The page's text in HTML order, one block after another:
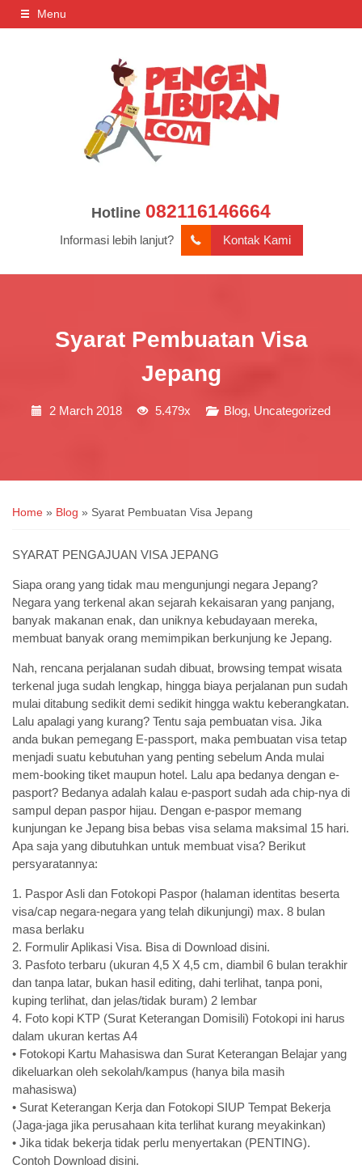
Menu
Hotline 082116146664
Informasi lebih lanjut? Kontak Kami
Syarat Pembuatan Visa
Jepang
2 March 2018 5.479x Blog, Uncategorized
Home » Blog » Syarat Pembuatan Visa Jepang
SYARAT PENGAJUAN VISA JEPANG
Siapa orang yang tidak mau mengunjungi negara Jepang?
Negara yang terkenal akan sejarah kekaisaran yang panjang,
banyak makanan enak, dan uniknya kebudayaan mereka,
membuat banyak orang memimpikan berkunjung ke Jepang.
Nah, rencana perjalanan sudah dibuat, browsing tempat wisata
terkenal juga sudah lengkap, hingga biaya perjalanan pun sudah
mulai ditabung sedikit demi sedikit hingga waktu keberangkatan.
Lalu apalagi yang kurang? Tentu saja pembuatan visa. Jika
anda bukan pemegang E-passport, maka pembuatan visa tetap
menjadi suatu kebutuhan yang penting sebelum Anda mulai
mem-booking tiket maupun hotel. Lalu apa bedanya dengan e-
pasport? Bedanya adalah kalau e-pasport sudah ada chip-nya di
sampul depan paspor hijau. Dengan e-paspor memang
kunjungan ke Jepang bisa bebas visa selama maksimal 15 hari.
Apa saja yang dibutuhkan untuk membuat visa? Berikut
persyaratannya:
1. Paspor Asli dan Fotokopi Paspor (halaman identitas beserta
visa/cap negara-negara yang telah dikunjungi) max. 8 bulan
masa berlaku
2. Formulir Aplikasi Visa. Bisa di Download disini.
3. Pasfoto terbaru (ukuran 4,5 X 4,5 cm, diambil 6 bulan terakhir
dan tanpa latar, bukan hasil editing, dahi terlihat, tanpa poni,
kuping terlihat, dan jelas/tidak buram) 2 lembar
4. Foto kopi KTP (Surat Keterangan Domisili) Fotokopi ini harus
dalam ukuran kertas A4
• Fotokopi Kartu Mahasiswa dan Surat Keterangan Belajar yang
dikeluarkan oleh sekolah/kampus (hanya bila masih
mahasiswa)
• Surat Keterangan Kerja dan Fotokopi SIUP Tempat Bekerja
(Jaga-jaga jika perusahaan kita terlihat kurang meyakinkan)
• Jika tidak bekerja tidak perlu menyertakan (PENTING).
Contoh Download disini.